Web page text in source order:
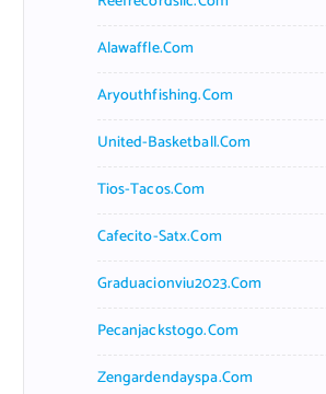
Alawaffle.com
Aryouthfishing.com
United-Basketball.com
Tios-Tacos.com
Cafecito-Satx.com
Graduacionviu2023.com
Pecanjackstogo.com
Zengardendayspa.com